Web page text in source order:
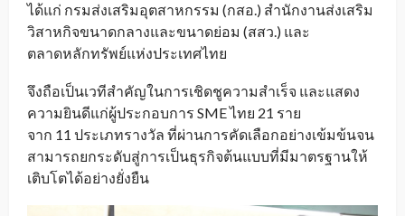
ได้แก่ กรมส่งเสริมอุตสาหกรรม (กสอ.) สำนักงานส่งเสริม
วิสาหกิจขนาดกลางและขนาดย่อม (สสว.) และ
ตลาดหลักทรัพย์แห่งประเทศไทย
จึงถือเป็นเวทีสำคัญในการเชิดชูความสำเร็จ และแสดง
ความยินดีแก่ผู้ประกอบการ SME ไทย 21 ราย
จาก 11 ประเภทรางวัล ที่ผ่านการคัดเลือกอย่างเข้มข้นจน
สามารถยกระดับสู่การเป็นธุรกิจต้นแบบที่มีมาตรฐานให้
เติบโตได้อย่างยั่งยืน